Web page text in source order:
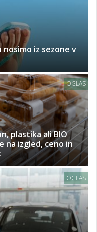
nosimo iz sezone v
OGLAS
plastika ali BIO
na izgled, ceno in
OGLAS